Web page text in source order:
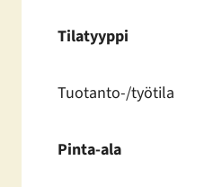
Tilatyyppi
Tuotanto-/työtila
Pinta-ala